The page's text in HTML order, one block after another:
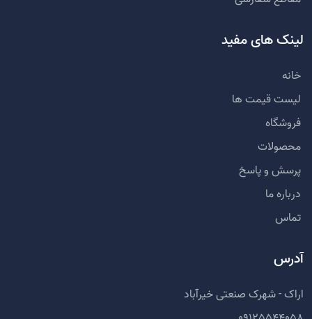
لینک های مفید
خانه
لیست قیمت ها
فروشگاه
محصولات
پرسش و پاسخ
درباره ما
تماس
آدرس
اراک - شهرک صنعتی خیرآباد